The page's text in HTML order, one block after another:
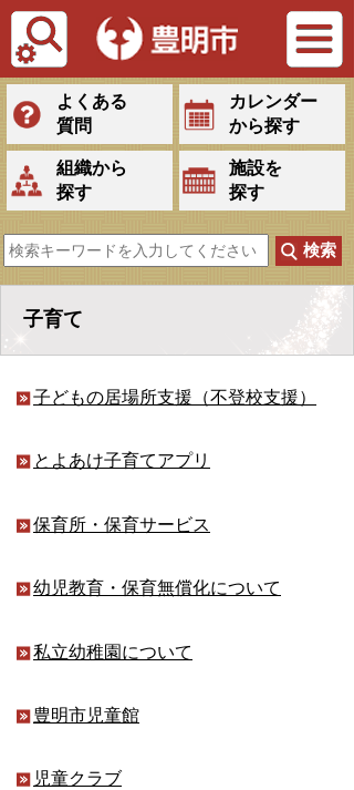
Tiếng Việt
よくある
質問
カレンダー
から探す
組織から
探す
施設を
探す
子育て
子どもの居場所支援（不登校支援）
とよあけ子育てアプリ
保育所・保育サービス
幼児教育・保育無償化について
私立幼稚園について
豊明市児童館
児童クラブ